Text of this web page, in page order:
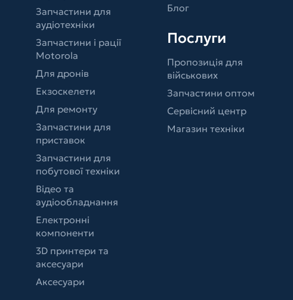
Запчастини для
аудіотехніки
Запчастини і рації
Motorola
Для дронів
Екзоскелети
Для ремонту
Запчастини для
приставок
Запчастини для
побутової техніки
Відео та
аудіообладнання
Електронні
компоненти
3D принтери та
аксесуари
Аксесуари
Блог
Послуги
Пропозиція для
військових
Запчастини оптом
Сервісний центр
Магазин техніки